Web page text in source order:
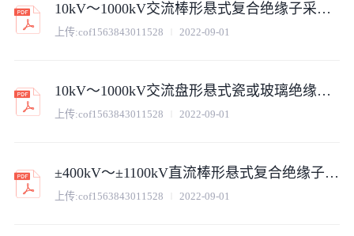
10kV～1000kV交流棒形悬式复合绝缘子采购标准 第1部分：通用技术规范
上传:cof1563843011528 2022-09-01
10kV～1000kV交流盘形悬式瓷或玻璃绝缘子采购标准 第1部分：通用技术规范
上传:cof1563843011528 2022-09-01
±400kV～±1100kV直流棒形悬式复合绝缘子采购标准 第1部分：通用技术规范
上传:cof1563843011528 2022-09-01